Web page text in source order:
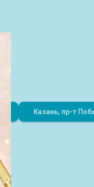
Казань, пр-т